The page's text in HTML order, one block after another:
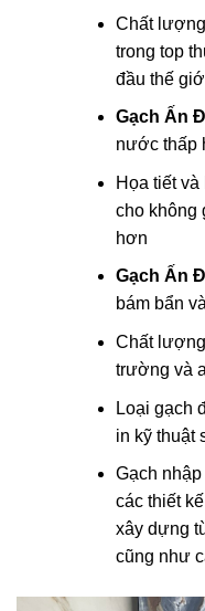
Chất
trong top
đầu thế
Gạch Ấn
nước thấp
Họa tiết
cho không
hơn
Gạch Ấn
bám bẩn
Chất
trường và
Loại gạch
in kỹ thuật
Gạch
các thiết
xây dựng
cũng như